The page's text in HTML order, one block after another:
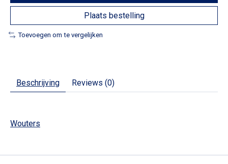
Plaats bestelling
Toevoegen om te vergelijken
Beschrijving Reviews (0)
Wouters